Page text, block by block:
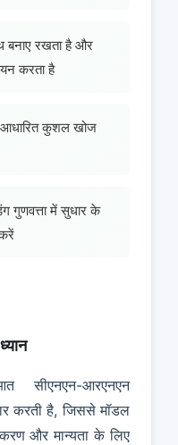
बनाए रखता है और
करता है
आधारित कुशल खोज
गुणवत्ता में सुधार के
आरएनएन
करती है, जिससे मॉडल
और मान्यता के लिए